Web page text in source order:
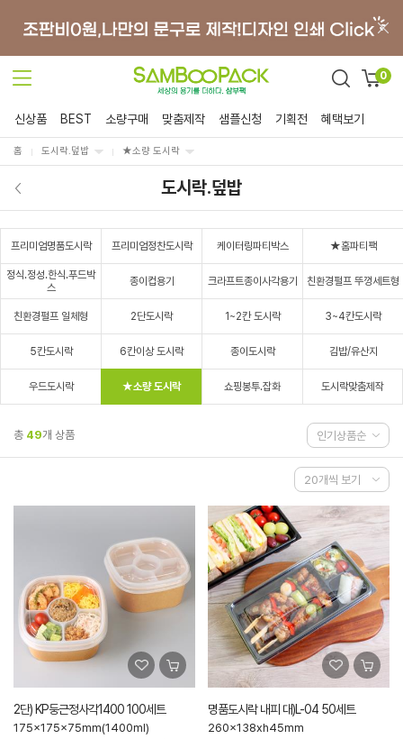
0
신상품 BEST 소량구매 맞춤제작 샘플신청 기획전 혜택보기
홈 도시락.덮밥 ★소량 도시락
도시락.덮밥
프리미엄명품도시락 프리미엄정찬도시락 케이터링파티박스 ★홈파티팩
정식.정성.한식.푸드박
스
종이컵용기 크라프트종이사각용기 친환경펄프 뚜껑세트형
친환경펄프 일체형 2단도시락 1~2칸 도시락 3~4칸도시락
5칸도시락 6칸이상 도시락 종이도시락 김밥/유산지
우드도시락 ★소량 도시락 쇼핑봉투.잡화 도시락맞춤제작
총 49개 상품
2단) KP둥근정사각1400 100세트
175x175x75mm(1400ml)
명품도시락 내피 대)L-04 50세트
260x138xh45mm